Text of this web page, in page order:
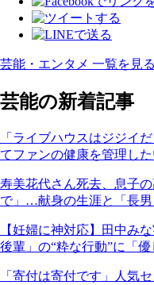
芸能・エンタメ 一覧を見る
芸能の新着記事
「ライブハウスはジジイ
てファンの健康を管理し
寿美花代さん死去、息子
で」…献身の生涯と「長男
【妊婦に神対応】田中み
後輩」の“粋な行動”に「
「寄付は寄付です」人気